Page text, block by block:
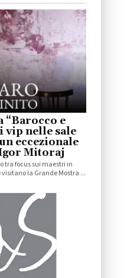
“Barocco e
vip nelle sale
eccezionale
Mitoraj
tra focus sui maestri in
la Grande Mostra ...